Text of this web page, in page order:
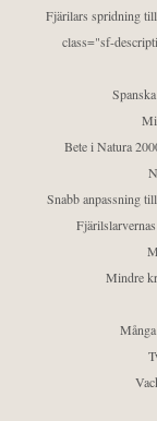
Fjärilars spridning
class="sf-
Bete i Natura
Snabb anpassning
Mindre